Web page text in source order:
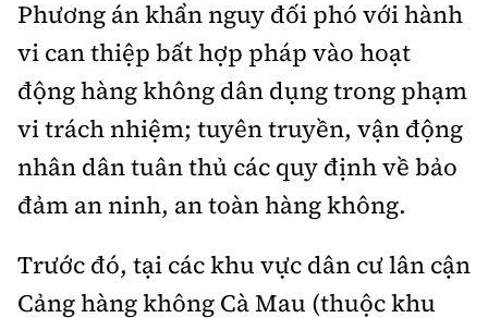
Phương án khẩn nguy đối phó với hành
vi can thiệp bất hợp pháp vào hoạt
động hàng không dân dụng trong phạm
vi trách nhiệm; tuyên truyền, vận động
nhân dân tuân thủ các quy định về bảo
đảm an ninh, an toàn hàng không.
Trước đó, tại các khu vực dân cư lân cận
Cảng hàng không Cà Mau (thuộc khu